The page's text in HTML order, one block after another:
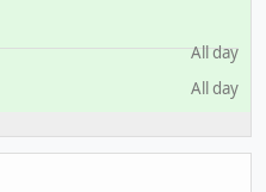
All day
All day